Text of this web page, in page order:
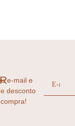
e-mail e
desconto